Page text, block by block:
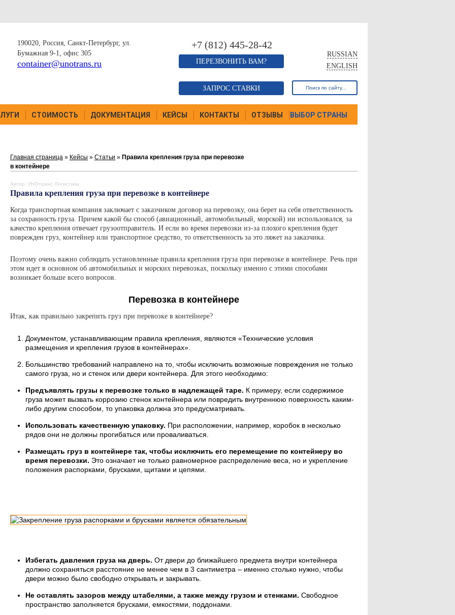
190020, Россия, Санкт-Петербург, ул.
Бумажная 9-1, офис 305
container@unotrans.ru
+7 (812) 445-28-42
ПЕРЕЗВОНИТЬ ВАМ?
ЗАПРОС СТАВКИ
RUSSIAN
ENGLISH
СТОИМОСТЬ ДОКУМЕНТАЦИЯ КЕЙСЫ КОНТАКТЫ ОТЗЫВЫ ВЫБОР СТРАНЫ
Главная страница » Кейсы » Статьи » Правила крепления груза при перевозке
в контейнере
Автор: УНОтранс Логистика
Правила крепления груза при перевозке в контейнере
Когда транспортная компания заключает с заказчиком договор на перевозку, она берет на себя ответственность
за сохранность груза. Причем какой бы способ (авиационный, автомобильный, морской) ни использовался, за
качество крепления отвечает грузоотправитель. И если во время перевозки из-за плохого крепления будет
поврежден груз, контейнер или транспортное средство, то ответственность за это ляжет на заказчика.
Поэтому очень важно соблюдать установленные правила крепления груза при перевозке в контейнере. Речь при
этом идет в основном об автомобильных и морских перевозках, поскольку именно с этими способами
возникает больше всего вопросов.
Перевозка в контейнере
Итак, как правильно закрепить груз при перевозке в контейнере?
Документом, устанавливающим правила крепления, являются «Технические условия
размещения и крепления грузов в контейнерах».
Большинство требований направлено на то, чтобы исключить возможные повреждения не только
самого груза, но и стенок или двери контейнера. Для этого необходимо:
Предъявлять грузы к перевозке только в надлежащей таре. К примеру, если содержимое
груза может вызвать коррозию стенок контейнера или повредить внутреннюю поверхность каким-
либо другим способом, то упаковка должна это предусматривать.
Использовать качественную упаковку. При расположении, например, коробок в несколько
рядов они не должны прогибаться или проваливаться.
Размещать груз в контейнере так, чтобы исключить его перемещение по контейнеру во
время перевозки. Это означает не только равномерное распределение веса, но и укрепление
положения распорками, брусками, щитами и цепями.
Избегать давления груза на дверь. От двери до ближайшего предмета внутри контейнера
должно сохраняться расстояние не менее чем в 3 сантиметра – именно столько нужно, чтобы
двери можно было свободно открывать и закрывать.
Не оставлять зазоров между штабелями, а также между грузом и стенками. Свободное
пространство заполняется брусками, емкостями, поддонами.